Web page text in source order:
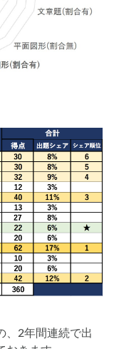
、2年間連続で出